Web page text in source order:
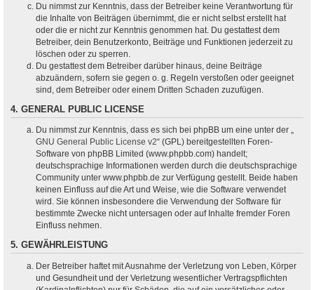
Du nimmst zur Kenntnis, dass der Betreiber keine Verantwortung für
die Inhalte von Beiträgen übernimmt, die er nicht selbst erstellt hat
oder die er nicht zur Kenntnis genommen hat. Du gestattest dem
Betreiber, dein Benutzerkonto, Beiträge und Funktionen jederzeit zu
löschen oder zu sperren.
Du gestattest dem Betreiber darüber hinaus, deine Beiträge
abzuändern, sofern sie gegen o. g. Regeln verstoßen oder geeignet
sind, dem Betreiber oder einem Dritten Schaden zuzufügen.
4. GENERAL PUBLIC LICENSE
Du nimmst zur Kenntnis, dass es sich bei phpBB um eine unter der „
GNU General Public License v2“ (GPL) bereitgestellten Foren-
Software von phpBB Limited (www.phpbb.com) handelt;
deutschsprachige Informationen werden durch die deutschsprachige
Community unter www.phpbb.de zur Verfügung gestellt. Beide haben
keinen Einfluss auf die Art und Weise, wie die Software verwendet
wird. Sie können insbesondere die Verwendung der Software für
bestimmte Zwecke nicht untersagen oder auf Inhalte fremder Foren
Einfluss nehmen.
5. GEWÄHRLEISTUNG
Der Betreiber haftet mit Ausnahme der Verletzung von Leben, Körper
und Gesundheit und der Verletzung wesentlicher Vertragspflichten